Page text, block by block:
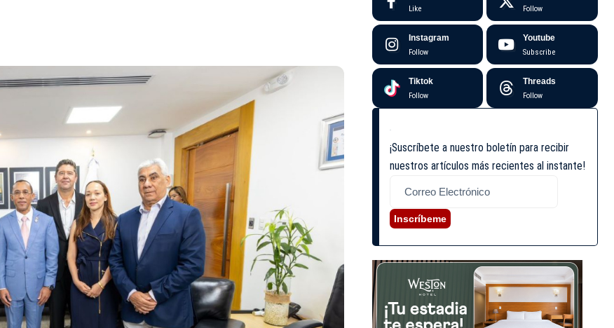
Like Follow
Instagram
Follow
Youtube
Subscribe
Tiktok
Follow
Threads
Follow
¡Suscríbete a nuestro boletín para recibir
nuestros artículos más recientes al instante!
Inscríbeme